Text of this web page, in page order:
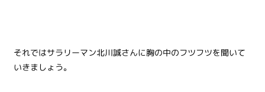
それではサラリーマン北川誠さんに胸の中のフツフツを聞いて
いきましょう。